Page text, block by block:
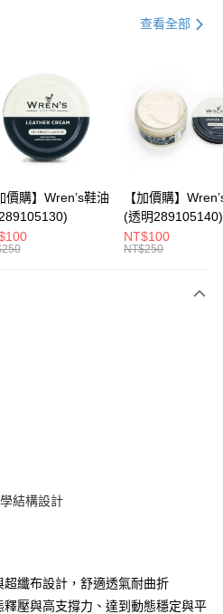
)免運費
)免運費
查看全部
價購】Wren’s鞋油
【加價購】
(透明289105140)
NT$100
NT$250
結構設計
纖布設計，舒適透氣耐曲折
壓與高支撐力、達到動態穩定與平